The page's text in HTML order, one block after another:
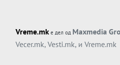
ОД ШАХЕД
Vreme.mk е дел од Maxmedia
Vecer.mk, Vesti.mk, и Vreme.mk